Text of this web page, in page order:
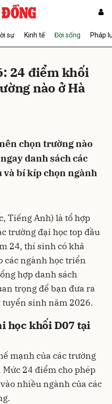
sự Kinh tế Đời sống Pháp
24 điểm khối
nào ở Hà
chọn trường nào
danh sách các
và bí kíp chọn ngành
Tiếng Anh) là tổ hợp
trường đại học top đầu
24, thí sinh có khả
các ngành học triển
hợp danh sách
trọng để bạn đưa ra
sinh năm 2026.
học khối D07 tại
mạnh của các trường
24 điểm cho phép
nhiều ngành của các
Hủy Gửi